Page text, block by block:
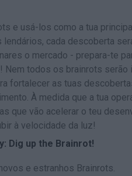
e usá-los como a tua
cada descoberta
o mercado - prepara-te
Nem todos os brainrots
fortalecer as tuas
À medida que a tua
que vão acelerar o teu
à velocidade da luz!
Dig up the Brainrot!
e estranhos Brainrots.